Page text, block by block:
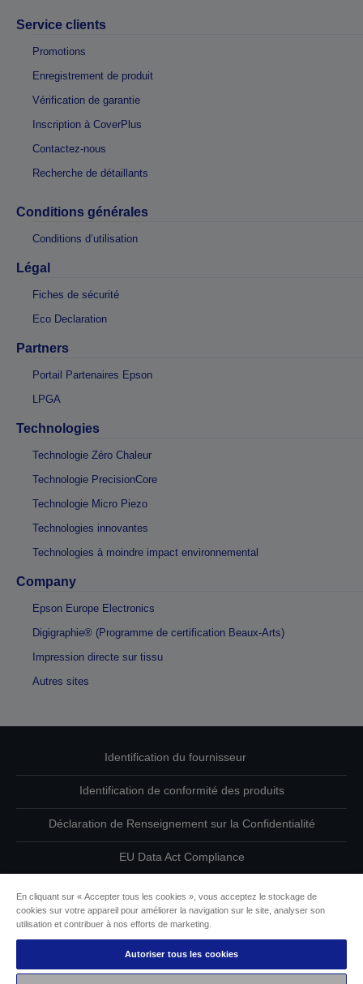
Service clients
Promotions
Enregistrement de produit
Vérification de garantie
Inscription à CoverPlus
Contactez-nous
Recherche de détaillants
Conditions générales
Conditions d’utilisation
Légal
Fiches de sécurité
Eco Declaration
Partners
Portail Partenaires Epson
LPGA
Technologies
Technologie Zéro Chaleur
Technologie PrecisionCore
Technologie Micro Piezo
Technologies innovantes
Technologies à moindre impact environnemental
Company
Epson Europe Electronics
Digigraphie® (Programme de certification Beaux-Arts)
Impression directe sur tissu
Autres sites
Identification du fournisseur
Identification de conformité des produits
Déclaration de Renseignement sur la Confidentialité
EU Data Act Compliance
Informations sur les cookies
L’engagement d’Epson pour l’accessibilité
En cliquant sur « Accepter tous les cookies », vous acceptez le stockage de
cookies sur votre appareil pour améliorer la navigation sur le site, analyser son
utilisation et contribuer à nos efforts de marketing.
Autoriser tous les cookies